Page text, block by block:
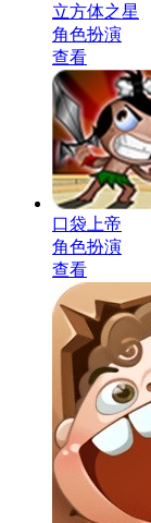
立方体之星
角色扮演
查看
口袋上帝
角色扮演
查看